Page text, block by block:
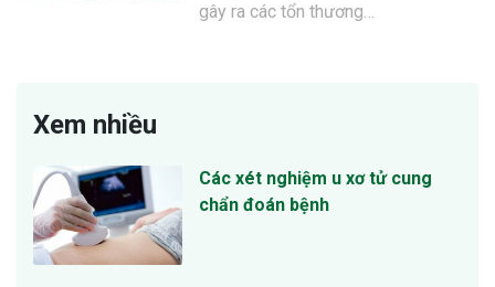
gây ra các tổn thương…
Xem nhiều
Các xét nghiệm u xơ tử cung
chẩn đoán bệnh